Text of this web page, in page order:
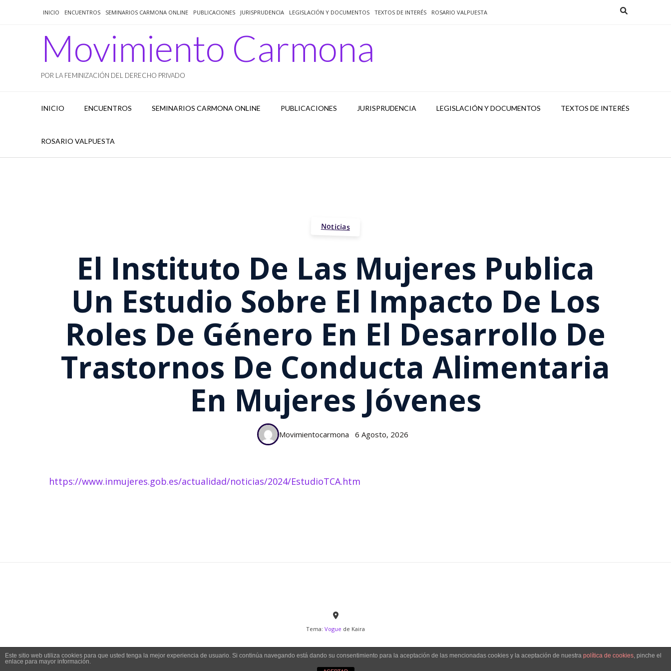
INICIO ENCUENTROS SEMINARIOS CARMONA ONLINE PUBLICACIONES JURISPRUDENCIA LEGISLACIÓN Y DOCUMENTOS TEXTOS DE INTERÉS ROSARIO VALPUESTA
Movimiento Carmona
POR LA FEMINIZACIÓN DEL DERECHO PRIVADO
INICIO ENCUENTROS SEMINARIOS CARMONA ONLINE PUBLICACIONES JURISPRUDENCIA LEGISLACIÓN Y DOCUMENTOS TEXTOS DE INTERÉS
ROSARIO VALPUESTA
Noticias
El Instituto De Las Mujeres Publica
Un Estudio Sobre El Impacto De Los
Roles De Género En El Desarrollo De
Trastornos De Conducta Alimentaria
En Mujeres Jóvenes
Movimientocarmona 6 Agosto, 2026
https://www.inmujeres.gob.es/actualidad/noticias/2024/EstudioTCA.htm
Tema: Vogue de Kaira
Este sitio web utiliza cookies para que usted tenga la mejor experiencia de usuario. Si continúa navegando está dando su consentimiento para la aceptación de las mencionadas cookies y la aceptación de nuestra política de cookies, pinche el
enlace para mayor información.